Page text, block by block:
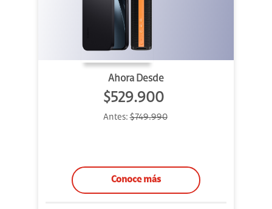
Ahora Desde
$529.900
Antes:$749.990
Conoce más